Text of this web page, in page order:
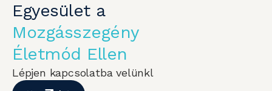
Egyesület a
Mozgásszegény
Életmód Ellen
Lépjen kapcsolatba velünkl